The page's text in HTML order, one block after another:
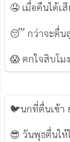
🤤 เมื่อคืนได้เ
😴 กว่าจะตื่น
😱 ตกใจสิบโม
🐦นกที่ตื่นเช้า
😎 วันพุธตื่นให้